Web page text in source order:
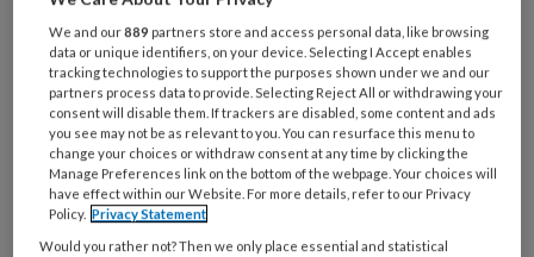
in de week preventiemedewerker
voor Bevolkingsonderzoek Zuid. Dat is
gericht op borst-, baarmoederhals- en
darmkanker en valt binnenkort onder
Bevolkingsonderzoek Nederland.
Waar werk je?
We and our889 partners store and access personal data, like browsing
data or unique identifiers, on your device. Selecting I Accept enables
tracking technologies to support the purposes shown under we and our
partners process data to provide. Selecting Reject All or withdrawing your
consent will disable them. If trackers are disabled, some content and ads
you see may not be as relevant to you. You can resurface this menu to
change your choices or withdraw consent at any time by clicking the
Manage Preferences link on the bottom of the webpage. Your choices will
have effect within our Website. For more details, refer to our Privacy
Policy. Privacy Statement
Would you rather not? Then we only place essential and statistical